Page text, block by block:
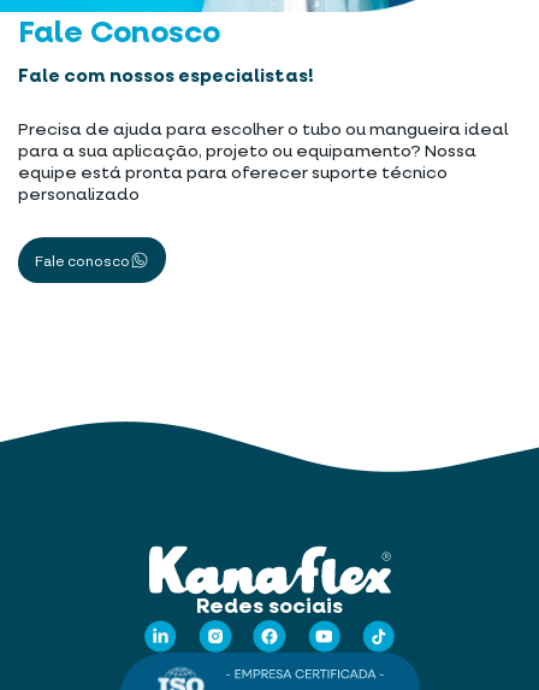
Fale Conosco
Fale com nossos especialistas!
Precisa de ajuda para escolher o tubo ou mangueira ideal
para a sua aplicação, projeto ou equipamento? Nossa
equipe está pronta para oferecer suporte técnico
personalizado
Fale conosco
Redes sociais